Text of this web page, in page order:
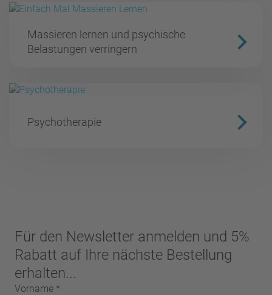
Massieren lernen und psychische
Belastungen verringern
Psychotherapie
Für den Newsletter anmelden und 5%
Rabatt auf Ihre nächste Bestellung
erhalten...
Vorname *